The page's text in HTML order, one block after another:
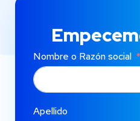
Nombre o Razón social
Apellido